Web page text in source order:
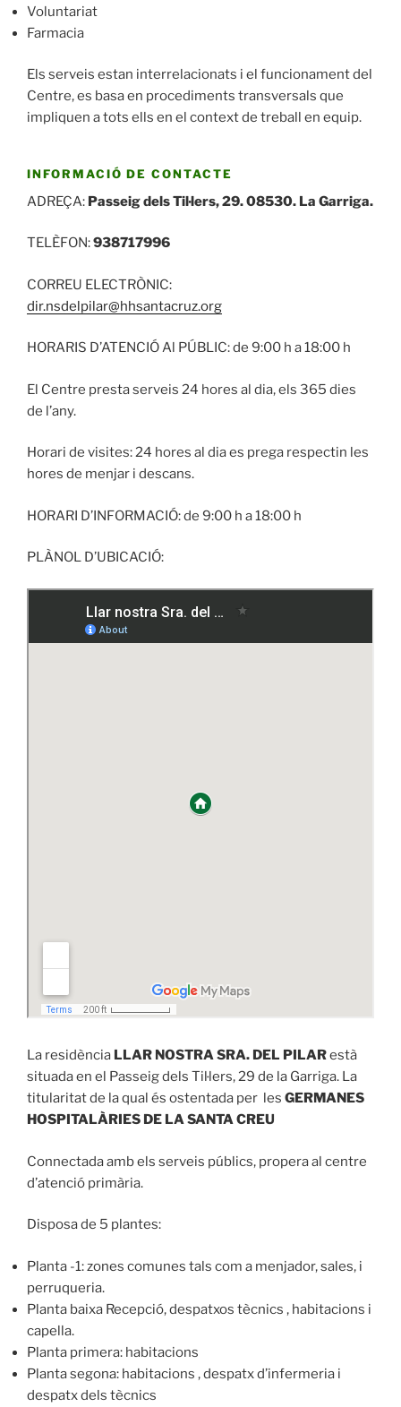
Voluntariat
Farmacia
Els serveis estan interrelacionats i el funcionament del
Centre, es basa en procediments transversals que
impliquen a tots ells en el context de treball en equip.
INFORMACIÓ DE CONTACTE
ADREÇA: Passeigdels Til·lers, 29.08530. La Garriga.
TELÈFON:938717996
CORREU ELECTRÒNIC:
dir.nsdelpilar@hhsantacruz.org
HORARIS D’ATENCIÓ Al PÚBLIC: de 9:00 h a 18:00 h
El Centre presta serveis 24 hores al dia, els 365 dies
de l’any.
Horari de visites: 24 hores al dia es prega respectin les
hores de menjar i descans.
HORARI D’INFORMACIÓ: de 9:00 h a 18:00 h
PLÀNOL D’UBICACIÓ:
La residència LLAR NOSTRA SRA. DEL PILARestà
situada en el Passeig dels Til·lers, 29 de la Garriga. La
titularitat de la qual és ostentada per les GERMANES
HOSPITALÀRIES DE LA SANTA CREU
Connectada amb els serveis públics, propera al centre
d’atenció primària.
Disposa de 5 plantes:
Planta -1: zones comunes tals com a menjador, sales, i
perruqueria.
Planta baixa Recepció, despatxos tècnics , habitacions i
capella.
Planta primera: habitacions
Planta segona: habitacions , despatx d’infermeria i
despatx dels tècnics